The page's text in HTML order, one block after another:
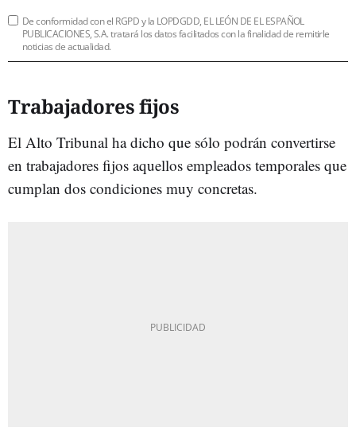
De conformidad con el RGPD y la LOPDGDD, EL LEÓN DE EL ESPAÑOL
PUBLICACIONES, S.A. tratará los datos facilitados con la finalidad de remitirle
noticias de actualidad.
Trabajadores fijos
El Alto Tribunal ha dicho que sólo podrán convertirse
en trabajadores fijos aquellos empleados temporales que
cumplan dos condiciones muy concretas.